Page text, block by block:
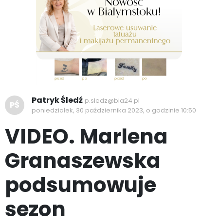
PŚ Patryk Śledź p.sledz@bia24.pl
poniedziałek, 30 października 2023, o godzinie 10:50
VIDEO. Marlena
Granaszewska
podsumowuje
sezon